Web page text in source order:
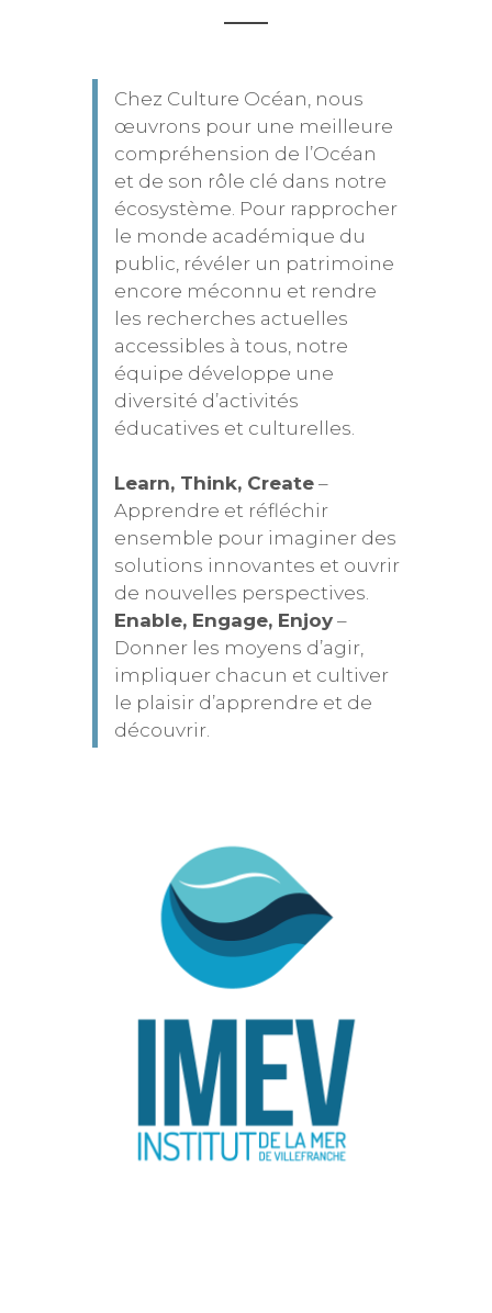
Chez Culture Océan, nous
œuvrons pour une meilleure
compréhension de l’Océan
et de son rôle clé dans notre
écosystème. Pour rapprocher
le monde académique du
public, révéler un patrimoine
encore méconnu et rendre
les recherches actuelles
accessibles à tous, notre
équipe développe une
diversité d’activités
éducatives et culturelles.
Learn, Think, Create –
Apprendre et réfléchir
ensemble pour imaginer des
solutions innovantes et ouvrir
de nouvelles perspectives.
Enable, Engage, Enjoy –
Donner les moyens d’agir,
impliquer chacun et cultiver
le plaisir d’apprendre et de
découvrir.